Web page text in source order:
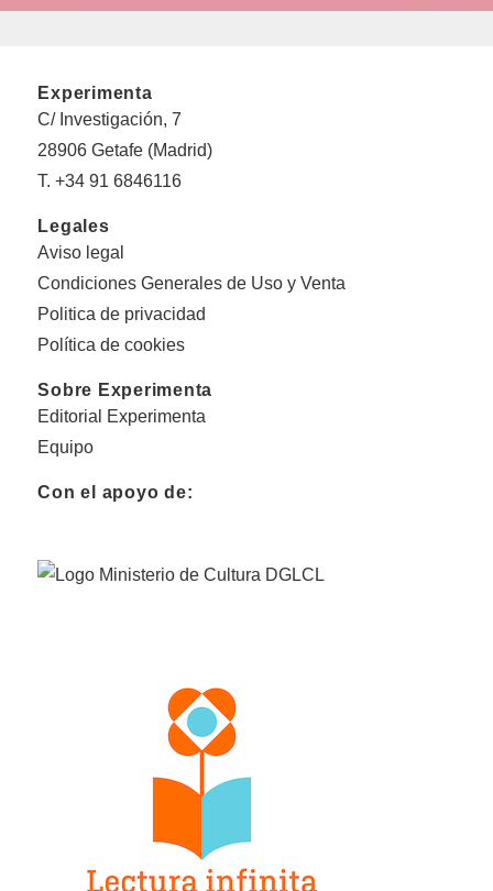
Experimenta
C/ Investigación, 7
28906 Getafe (Madrid)
T. +34 91 6846116
Legales
Aviso legal
Condiciones Generales de Uso y Venta
Politica de privacidad
Política de cookies
Sobre Experimenta
Editorial Experimenta
Equipo
Con el apoyo de: